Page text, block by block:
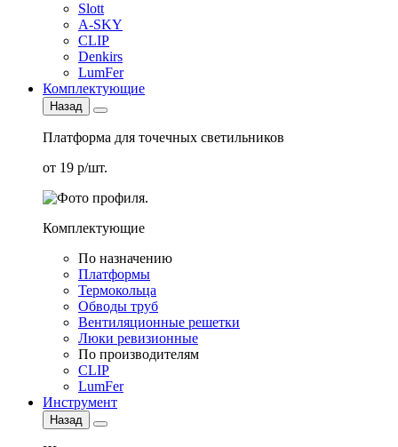
Slott
A-SKY
CLIP
Denkirs
LumFer
Комплектующие
Назад
Платформа для точечных светильников
от 19 р/шт.
Комплектующие
По назначению
Платформы
Термокольца
Обводы труб
Вентиляционные решетки
Люки ревизионные
По производителям
CLIP
LumFer
Инструмент
Назад